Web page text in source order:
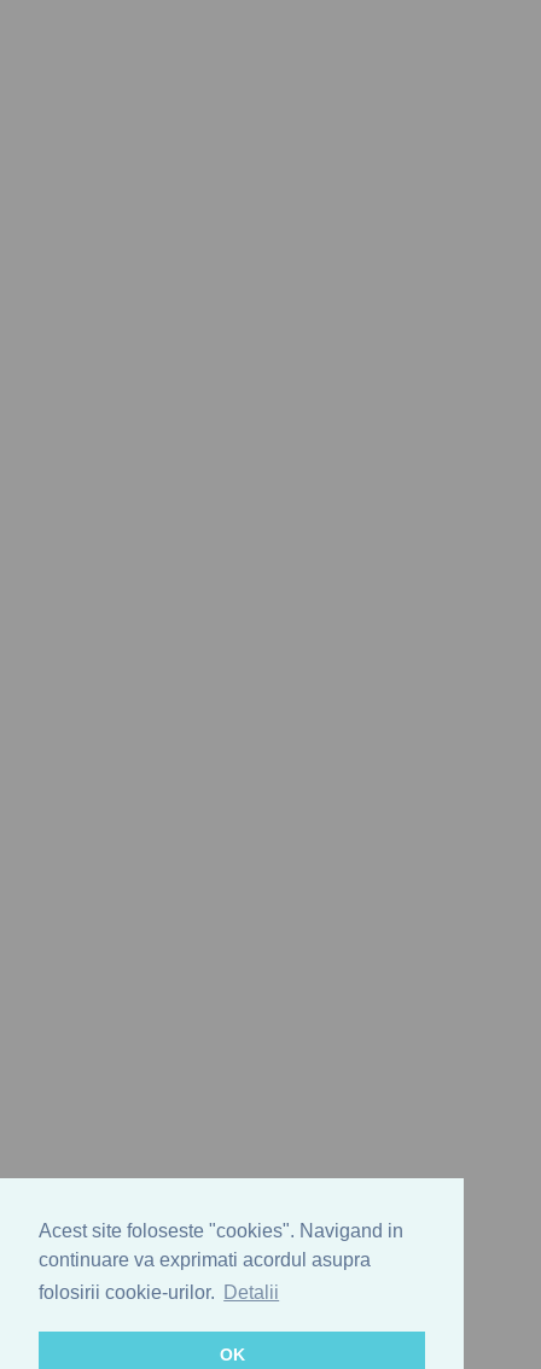
Acest site foloseste "cookies". Navigand in
continuare va exprimati acordul asupra
folosirii cookie-urilor.
Detalii
OK